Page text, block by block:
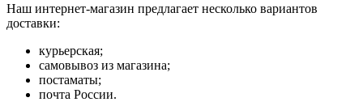
Наш интернет-магазин предлагает несколько вариантов
доставки:
курьерская;
самовывоз из магазина;
постаматы;
почта России.